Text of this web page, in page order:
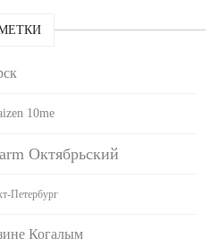
10me
Октябрьский
Петербург
Когалым